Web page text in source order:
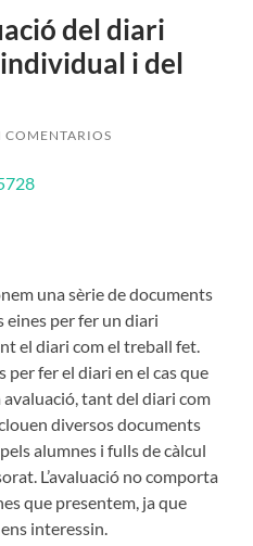
del diari
i del
COMENTARIOS
una sèrie de documents
eines per fer un diari
el diari com el treball fet.
per fer el diari en el cas que
tant del diari com
diversos documents
alumnes i fulls de càlcul
L’avaluació no comporta
que presentem, ja que
interessin.